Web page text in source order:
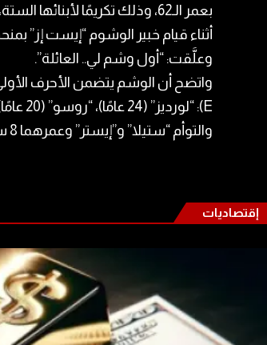
بعمر الـ62، وذلك تكريمًا
أثناء قيام خبير الوشوم “إيست إز”
وعلَّقت: “أول وشم لي.. العائلة”.
والتوأم “ستيلا” و”إيستر” وعمرهما 8 سنوات.
إقتصاديات